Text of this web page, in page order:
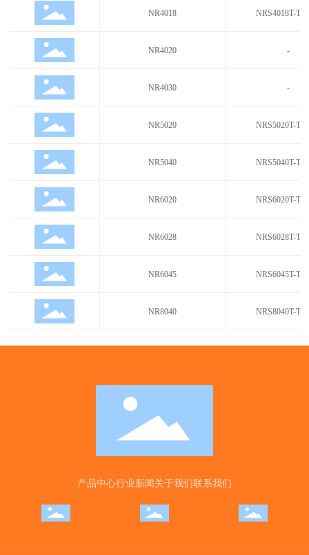
NR4018 NRS4018T-
NR4020 -
NR4030 -
NR5020 NRS5020T-
NR5040 NRS5040T-
NR6020 NRS6020T-
NR6028 NRS6028T-
NR6045 NRS6045T-
NR8040 NRS8040T-
产品中心行业新闻关于我们联系我们